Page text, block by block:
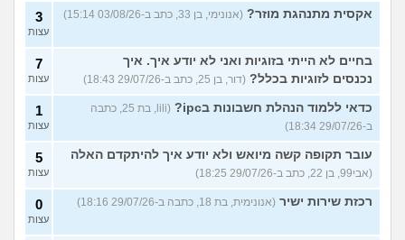
אקסית מתנהגת מוזר? (אנונימי, בן 33, כתב ב-03/08/26 15:14) 3
עצות
בחיים לא הייתי בזוגיות ואני לא יודע איך. איך
נכנסים לזוגיות בכלל? (דור, בן 25, כתב ב-29/07/26 18:43)
7
עצות
כדאי ללמוד הנהלת חשבונות בipc?
(lili, בת 25, כתבה
ב-29/07/26 18:34)
1
עצות
עובר תקופה קשה מיואש ולא יודע איך להיתקדם האלה
(אבי99, בן 22, כתב ב-29/07/26 18:25)
5
עצות
רכזת שירות ישיר (אנונימית, בת 18, כתבה ב-29/07/26 18:16) 0
עצות